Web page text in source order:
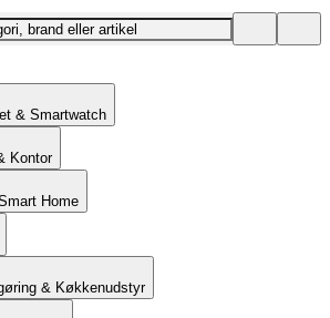
& Smartwatch
Kontor
Home
& Køkkenudstyr